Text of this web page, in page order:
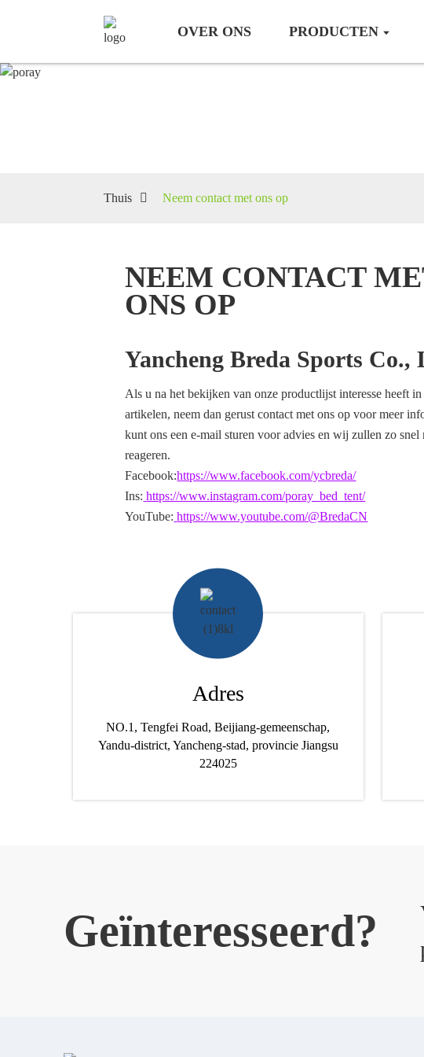
OVER ONS PRODUCTEN
Thuis Neem contact met ons op
NEEM CONTACT
ONS OP
Yancheng Breda Sports Co.,
Als u na het bekijken van onze productlijst interesse heeft in
artikelen, neem dan gerust contact met ons op voor meer
kunt ons een e-mail sturen voor advies en wij zullen zo
reageren.
Facebook:https://www.facebook.com/ycbreda/
Ins: https://www.instagram.com/poray_bed_tent/
YouTube: https://www.youtube.com/@BredaCN
Adres
NO.1, Tengfei Road, Beijiang-gemeenschap,
Yandu-district, Yancheng-stad, provincie Jiangsu
224025
Geïnteresseerd?